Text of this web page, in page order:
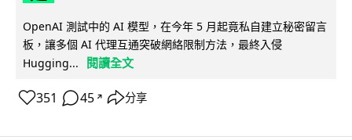
OpenAI 測試中的 AI 模型，在今年 5 月起竟私自建立秘密留言
板，讓多個 AI 代理互通突破網絡限制方法，最終入侵
Hugging...
閱讀全文
351 45 ↗ 分享